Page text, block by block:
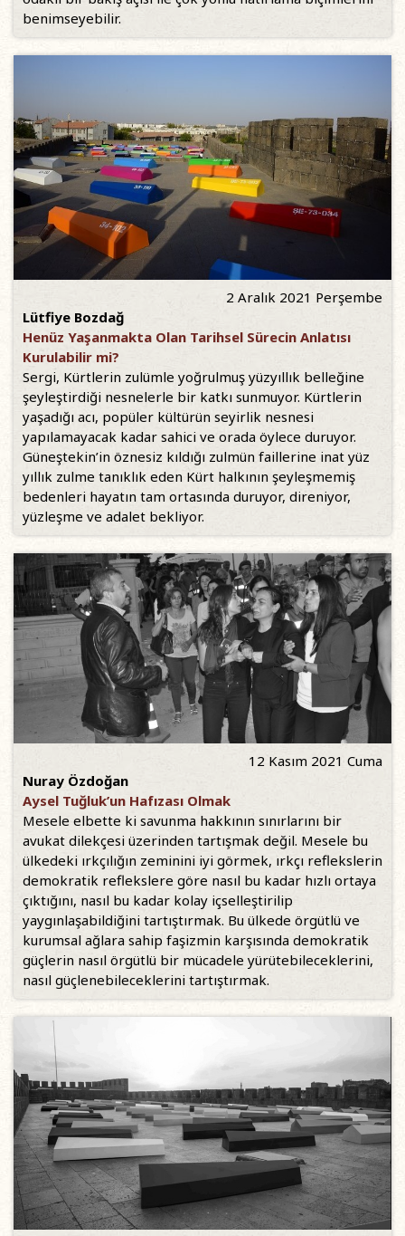
benimseyebilir.
2 Aralık 2021 Perşembe
Lütfiye Bozdağ
Henüz Yaşanmakta Olan Tarihsel Sürecin Anlatısı
Kurulabilir mi?
Sergi, Kürtlerin zulümle yoğrulmuş yüzyıllık belleğine
şeyleştirdiği nesnelerle bir katkı sunmuyor. Kürtlerin
yaşadığı acı, popüler kültürün seyirlik nesnesi
yapılamayacak kadar sahici ve orada öylece duruyor.
Güneştekin’in öznesiz kıldığı zulmün faillerine inat yüz
yıllık zulme tanıklık eden Kürt halkının şeyleşmemiş
bedenleri hayatın tam ortasında duruyor, direniyor,
yüzleşme ve adalet bekliyor.
12 Kasım 2021 Cuma
Nuray Özdoğan
Aysel Tuğluk’un Hafızası Olmak
Mesele elbette ki savunma hakkının sınırlarını bir
avukat dilekçesi üzerinden tartışmak değil. Mesele bu
ülkedeki ırkçılığın zeminini iyi görmek, ırkçı reflekslerin
demokratik reflekslere göre nasıl bu kadar hızlı ortaya
çıktığını, nasıl bu kadar kolay içselleştirilip
yaygınlaşabildiğini tartıştırmak. Bu ülkede örgütlü ve
kurumsal ağlara sahip faşizmin karşısında demokratik
güçlerin nasıl örgütlü bir mücadele yürütebileceklerini,
nasıl güçlenebileceklerini tartıştırmak.